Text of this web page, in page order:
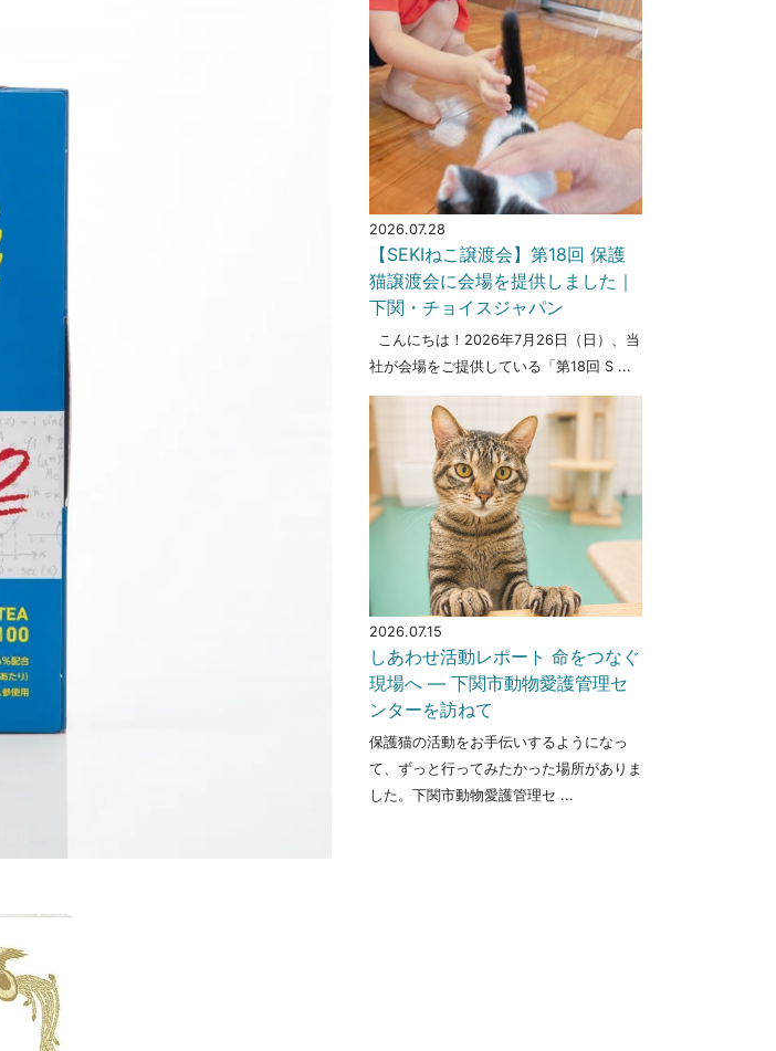
2026.07.28
【SEKIねこ譲渡会】第18回 保護
猫譲渡会に会場を提供しました｜
下関・チョイスジャパン
こんにちは！2026年7月26日（日）、当
社が会場をご提供している「第18回 S ...
2026.07.15
しあわせ活動レポート 命をつなぐ
現場へ ― 下関市動物愛護管理セ
ンターを訪ねて
保護猫の活動をお手伝いするようになっ
て、ずっと行ってみたかった場所がありま
した。下関市動物愛護管理セ ...